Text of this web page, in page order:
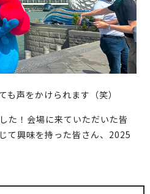
も声をかけられます（笑）
た！会場に来ていただいた皆
て興味を持った皆さん、2025